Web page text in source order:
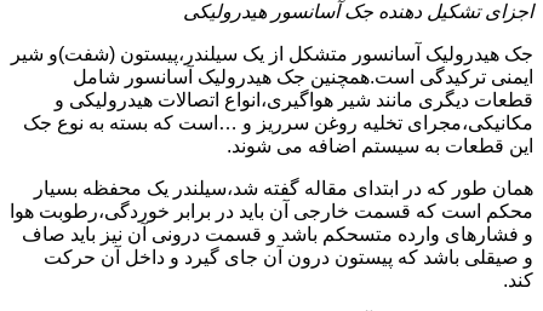
اجزای تشکیل دهنده جک آسانسور هیدرولیکی
جک هیدرولیک آسانسور متشکل از یک سیلندر،پیستون (شفت)و شیر
ایمنی ترکیدگی است.همچنین جک هیدرولیک آسانسور شامل
قطعات دیگری مانند شیر هواگیری،انواع اتصالات هیدرولیکی و
مکانیکی،مجرای تخلیه روغن سرریز و …است که بسته به نوع جک
این قطعات به سیستم اضافه می شوند.
همان طور که در ابتدای مقاله گفته شد،سیلندر یک محفظه بسیار
محکم است که قسمت خارجی آن باید در برابر خوردگی،رطوبت هوا
و فشارهای وارده متسحکم باشد و قسمت درونی آن نیز باید صاف
و صیقلی باشد که پیستون درون آن جای گیرد و داخل آن حرکت
کند.